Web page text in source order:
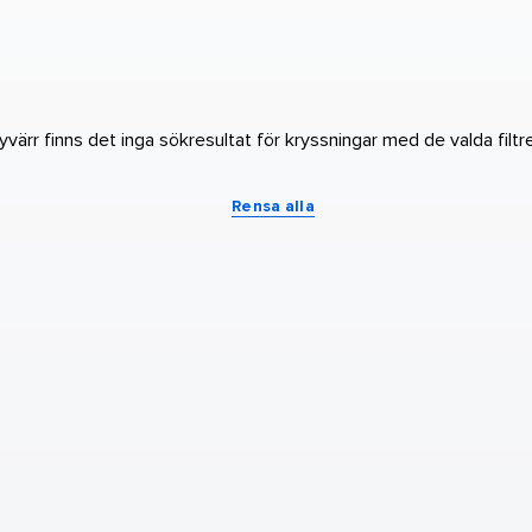
finns det inga sökresultat för kryssningar med de valda
Rensa alla